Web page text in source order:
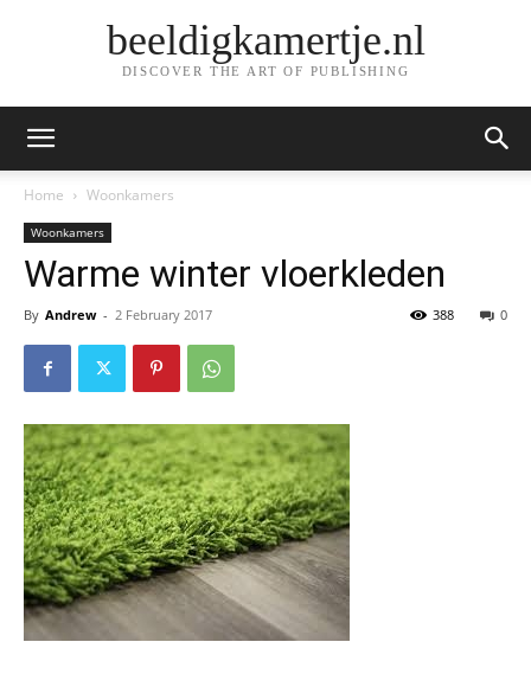
beeldigkamertje.nl
DISCOVER THE ART OF PUBLISHING
Home Woonkamers
Woonkamers
Warme winter vloerkleden
By Andrew - 2 February 2017 0
388